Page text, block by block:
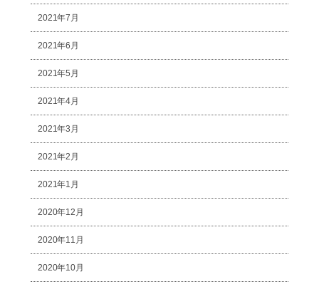
2021年7月
2021年6月
2021年5月
2021年4月
2021年3月
2021年2月
2021年1月
2020年12月
2020年11月
2020年10月